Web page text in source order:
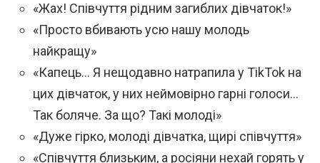
«Жах! Співчуття рідним загиблих дівчаток!»
«Просто вбивають усю нашу молодь
найкращу»
«Капець… Я нещодавно натрапила у TikTok на
цих дівчаток, у них неймовірно гарні голоси…
Так боляче. За що? Такі молоді»
«Дуже гірко, молоді дівчатка, щирі співчуття»
«Співчуття близьким, а росіяни нехай горять у